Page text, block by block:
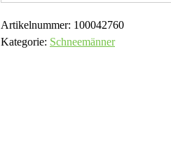
Artikelnummer: 100042760
Kategorie: Schneemänner